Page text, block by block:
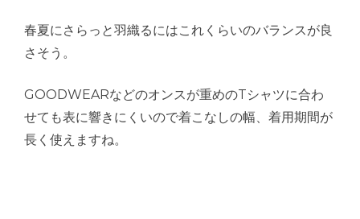
春夏にさらっと羽織るにはこれくらいのバランスが良
さそう。
GOODWEARなどのオンスが重めのTシャツに合わ
せても表に響きにくいので着こなしの幅、着用期間が
長く使えますね。